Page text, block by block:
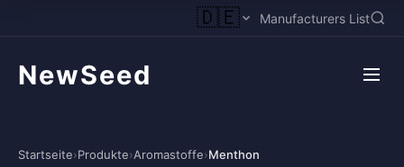
🇩🇪 Manufacturers List
NewSeed
Startseite›Produkte›Aromastoffe›Menthon